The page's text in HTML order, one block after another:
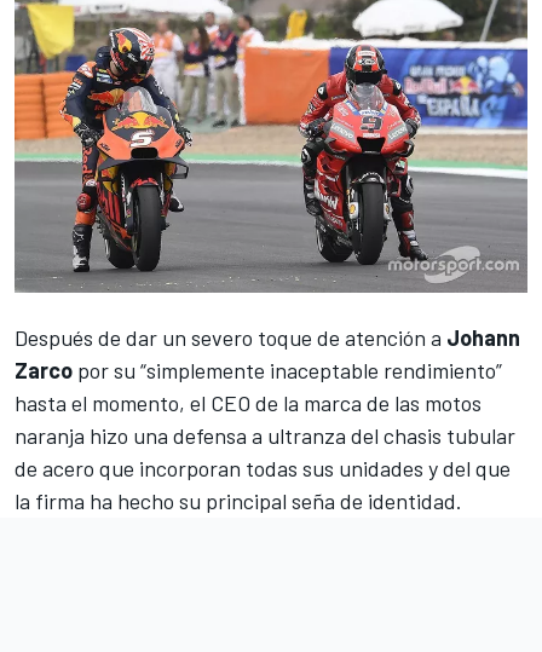
Después de dar un severo toque de atención a Johann
Zarco por su “simplemente inaceptable rendimiento”
hasta el momento, el CEO de la marca de las motos
naranja hizo una defensa a ultranza del chasis tubular
de acero que incorporan todas sus unidades y del que
la firma ha hecho su principal seña de identidad.